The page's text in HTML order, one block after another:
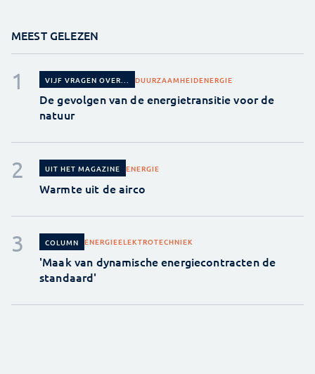
MEEST GELEZEN
VIJF VRAGEN OVER... DUURZAAMHEIDENERGIE
De gevolgen van de energietransitie voor de
natuur
UIT HET MAGAZINE ENERGIE
Warmte uit de airco
COLUMN ENERGIEELEKTROTECHNIEK
'Maak van dynamische energiecontracten de
standaard'